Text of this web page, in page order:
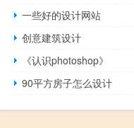
一些好的设计网站
创意建筑设计
《认识photoshop》
90平方房子怎么设计